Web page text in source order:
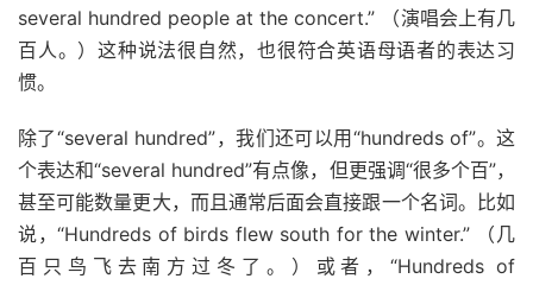
several hundred people at the concert.” （演唱会上有几
百人。）这种说法很自然，也很符合英语母语者的表达习
惯。
除了“several hundred”，我们还可以用“hundreds of”。这
个表达和“several hundred”有点像，但更强调“很多个百”，
甚至可能数量更大，而且通常后面会直接跟一个名词。比如
说，“Hundreds of birds flew south for the winter.” （几
百只鸟飞去南方过冬了。）或者，“Hundreds of